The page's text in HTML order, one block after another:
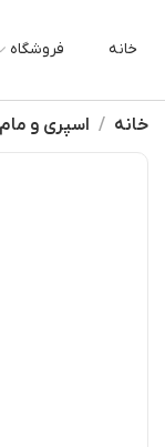
خانه فروشگاه
خانه اسپری و مام